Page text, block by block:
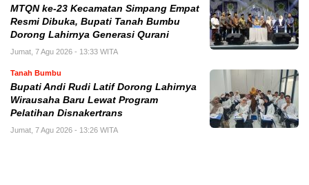
MTQN ke-23 Kecamatan Simpang Empat
Resmi Dibuka, Bupati Tanah Bumbu
Dorong Lahirnya Generasi Qurani
Jumat, 7 Agu 2026 - 13:33 WITA
Tanah Bumbu
Bupati Andi Rudi Latif Dorong Lahirnya
Wirausaha Baru Lewat Program
Pelatihan Disnakertrans
Jumat, 7 Agu 2026 - 13:26 WITA